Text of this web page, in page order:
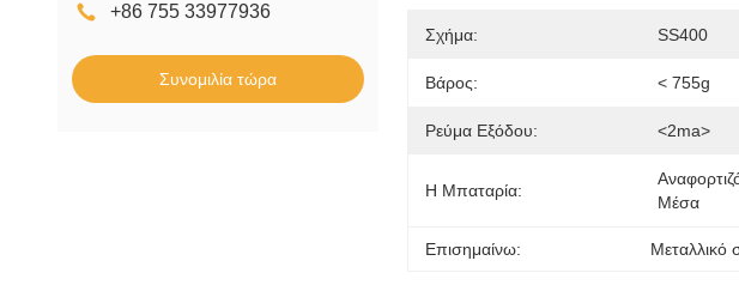
+86 755 33977936
Συνομιλία τώρα
Σχήμα: SS400
Βάρος: < 755g
Ρεύμα Εξόδου: <2ma>
Η Μπαταρία:
Μέσα
Επισημαίνω: Μεταλλικό